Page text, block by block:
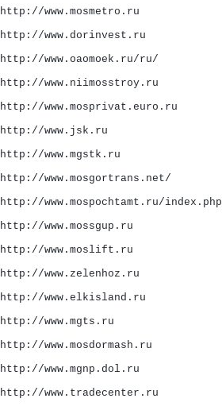
http://www.mosmetro.ru
http://www.dorinvest.ru
http://www.oaomoek.ru/ru/
http://www.niimosstroy.ru
http://www.mosprivat.euro.ru
http://www.jsk.ru
http://www.mgstk.ru
http://www.mosgortrans.net/
http://www.mospochtamt.ru/index.php
http://www.mossgup.ru
http://www.moslift.ru
http://www.zelenhoz.ru
http://www.elkisland.ru
http://www.mgts.ru
http://www.mosdormash.ru
http://www.mgnp.dol.ru
http://www.tradecenter.ru